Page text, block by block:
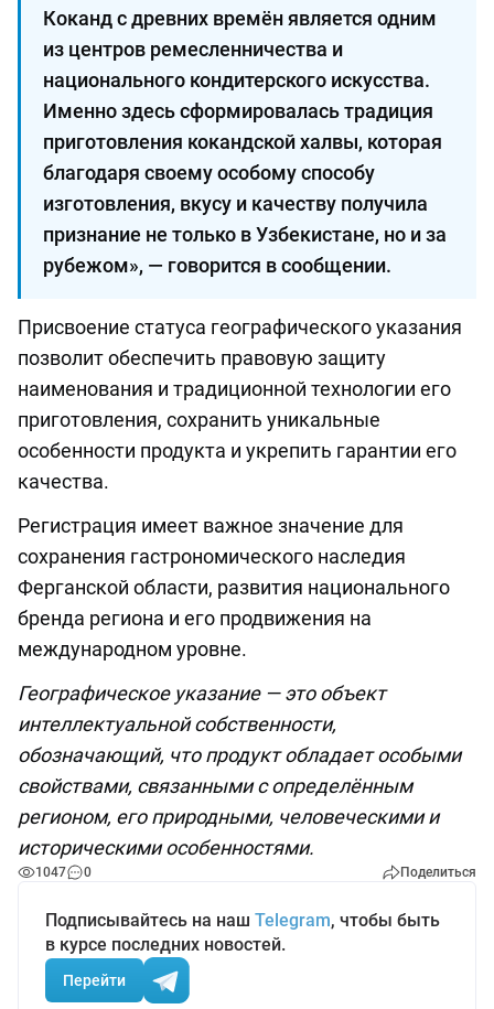
Коканд с древних времён является одним
из центров ремесленничества и
национального кондитерского искусства.
Именно здесь сформировалась традиция
приготовления кокандской халвы, которая
благодаря своему особому способу
изготовления, вкусу и качеству получила
признание не только в Узбекистане, но и за
рубежом», — говорится в сообщении.
Присвоение статуса географического указания
позволит обеспечить правовую защиту
наименования и традиционной технологии его
приготовления, сохранить уникальные
особенности продукта и укрепить гарантии его
качества.
Регистрация имеет важное значение для
сохранения гастрономического наследия
Ферганской области, развития национального
бренда региона и его продвижения на
международном уровне.
Географическое указание — это объект
интеллектуальной собственности,
обозначающий, что продукт обладает особыми
свойствами, связанными с определённым
регионом, его природными, человеческими и
историческими особенностями.
1047 0 Поделиться
Подписывайтесь на наш Telegram, чтобы быть
в курсе последних новостей.
Перейти